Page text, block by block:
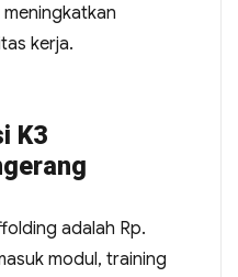
kerja.
K3
adalah Rp.
modul, training